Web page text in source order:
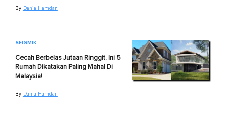
By Dania Hamdan
SEISMIK
Cecah Berbelas Jutaan Ringgit, Ini 5
Rumah Dikatakan Paling Mahal Di
Malaysia!
By Dania Hamdan